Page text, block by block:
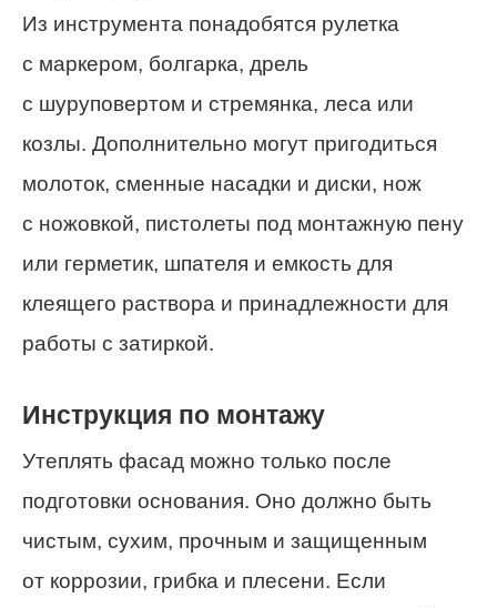
Из инструмента понадобятся рулетка
с маркером, болгарка, дрель
с шуруповертом и стремянка, леса или
козлы. Дополнительно могут пригодиться
молоток, сменные насадки и диски, нож
с ножовкой, пистолеты под монтажную пену
или герметик, шпателя и емкость для
клеящего раствора и принадлежности для
работы с затиркой.
Инструкция по монтажу
Утеплять фасад можно только после
подготовки основания. Оно должно быть
чистым, сухим, прочным и защищенным
от коррозии, грибка и плесени. Если